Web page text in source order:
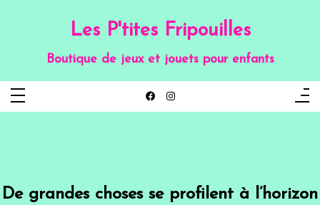
Les P'tites Fripouilles
Boutique de jeux et jouets pour enfants
De grandes choses se profilent à l’horizon